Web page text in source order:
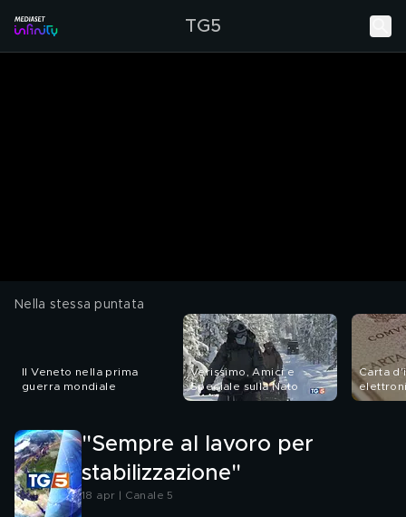
TG5
Nella stessa puntata
Il Veneto nella prima
guerra mondiale
Verissimo, Amici e
Speciale sulla Nato
Carta
"Sempre al lavoro per
stabilizzazione"
18 apr | Canale 5